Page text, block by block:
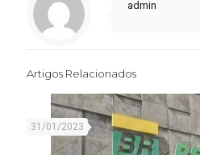
admin
Artigos Relacionados
31/01/2023